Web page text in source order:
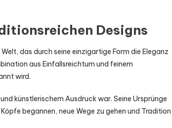
Designs
das durch seine einzigartige Form die Eleganz
aus Einfallsreichtum und feinem
wird.
künstlerischem Ausdruck war. Seine Ursprünge
begannen, neue Wege zu gehen und Tradition